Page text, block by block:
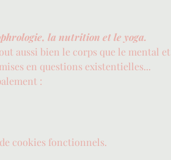
la nutrition et le yoga.
aussi bien le corps que le mental et
en questions existentielles...
:
cookies fonctionnels.